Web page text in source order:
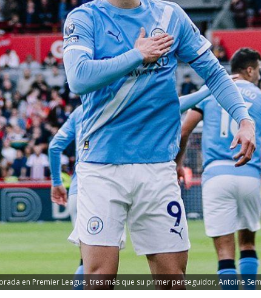
en Premier League, tres más que su primer perseguidor, Antoine